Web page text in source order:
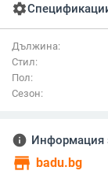
settings
Дължина:
Стил:
Пол:
Сезон:
info Информация
store badu.bg